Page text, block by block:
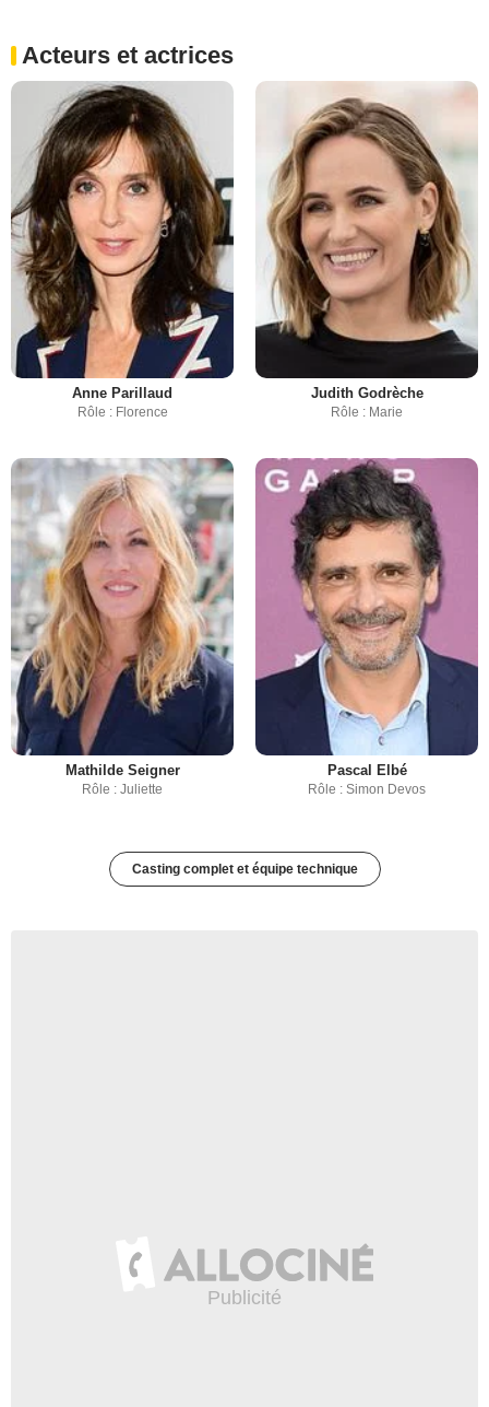
Acteurs et actrices
Anne Parillaud
Rôle : Florence
Judith Godrèche
Rôle : Marie
Mathilde Seigner
Rôle : Juliette
Pascal Elbé
Rôle : Simon Devos
Casting complet et équipe technique